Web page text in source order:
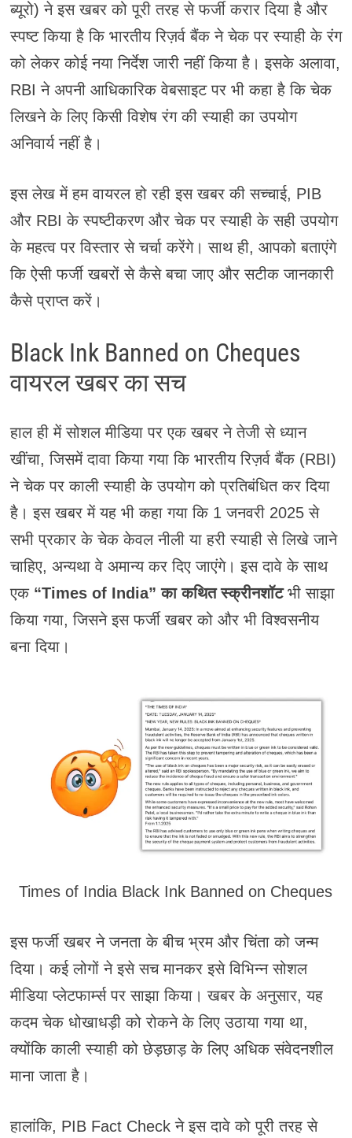
ब्यूरो) ने इस खबर को पूरी तरह से फर्जी करार दिया है और
स्पष्ट किया है कि भारतीय रिज़र्व बैंक ने चेक पर स्याही के रंग
को लेकर कोई नया निर्देश जारी नहीं किया है। इसके अलावा,
RBI ने अपनी आधिकारिक वेबसाइट पर भी कहा है कि चेक
लिखने के लिए किसी विशेष रंग की स्याही का उपयोग
अनिवार्य नहीं है।
इस लेख में हम वायरल हो रही इस खबर की सच्चाई, PIB
और RBI के स्पष्टीकरण और चेक पर स्याही के सही उपयोग
के महत्व पर विस्तार से चर्चा करेंगे। साथ ही, आपको बताएंगे
कि ऐसी फर्जी खबरों से कैसे बचा जाए और सटीक जानकारी
कैसे प्राप्त करें।
Black Ink Banned on Cheques
वायरल खबर का सच
हाल ही में सोशल मीडिया पर एक खबर ने तेजी से ध्यान
खींचा, जिसमें दावा किया गया कि भारतीय रिज़र्व बैंक (RBI)
ने चेक पर काली स्याही के उपयोग को प्रतिबंधित कर दिया
है। इस खबर में यह भी कहा गया कि 1 जनवरी 2025 से
सभी प्रकार के चेक केवल नीली या हरी स्याही से लिखे जाने
चाहिए, अन्यथा वे अमान्य कर दिए जाएंगे। इस दावे के साथ
एक “Times of India” का कथित स्क्रीनशॉटभी साझा
किया गया, जिसने इस फर्जी खबर को और भी विश्वसनीय
बना दिया।
Times of India Black Ink Banned on Cheques
इस फर्जी खबर ने जनता के बीच भ्रम और चिंता को जन्म
दिया। कई लोगों ने इसे सच मानकर इसे विभिन्न सोशल
मीडिया प्लेटफार्म्स पर साझा किया। खबर के अनुसार, यह
कदम चेक धोखाधड़ी को रोकने के लिए उठाया गया था,
क्योंकि काली स्याही को छेड़छाड़ के लिए अधिक संवेदनशील
माना जाता है।
हालांकि, PIB Fact Check ने इस दावे को पूरी तरह से